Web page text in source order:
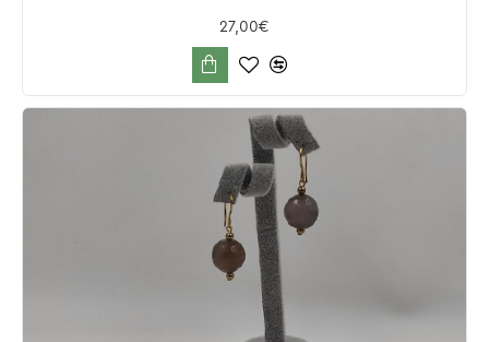
27,00€